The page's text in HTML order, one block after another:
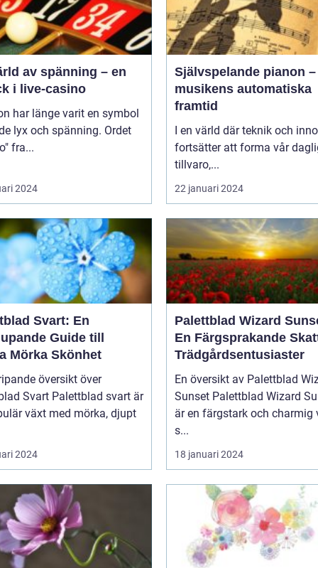
av spänning – en
i live-casino
har länge varit en symbol
lyx och spänning. Ordet
fra...
2024
Självspelande pianon –
musikens automatiska
framtid
I en värld där teknik och
fortsätter att forma vår
tillvaro,...
22 januari 2024
Svart: En
Guide till
Mörka Skönhet
översikt över
Svart Palettblad svart är
växt med mörka, djupt
2024
Palettblad Wizard
En Färgsprakande
Trädgårdsentusiaster
En översikt av Palettblad
Sunset Palettblad Wizard Sunset
är en färgstark och charmig
s...
18 januari 2024